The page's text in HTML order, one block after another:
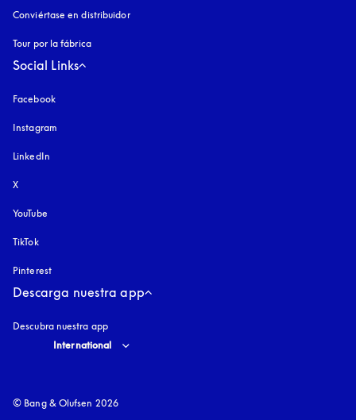
Conviértase en distribuidor
Tour por la fábrica
Social Links
Facebook
Instagram
LinkedIn
X
YouTube
TikTok
Pinterest
Descarga nuestra app
Descubra nuestra app
Select country and language
International
© Bang & Olufsen 2026